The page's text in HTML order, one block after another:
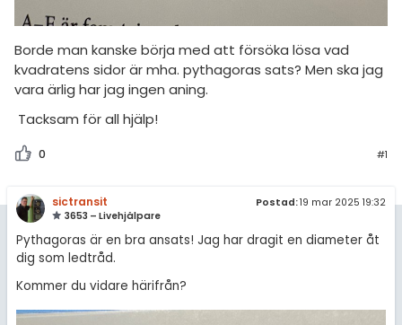
Borde man kanske börja med att försöka lösa vad
kvadratens sidor är mha. pythagoras sats? Men ska jag
vara ärlig har jag ingen aning.
Tacksam för all hjälp!
0 #1
sictransit
3653 – Livehjälpare
Postad:19 mar 2025 19:32
Pythagoras är en bra ansats! Jag har dragit en diameter åt
dig som ledtråd.
Kommer du vidare härifrån?
Allmänna villkor